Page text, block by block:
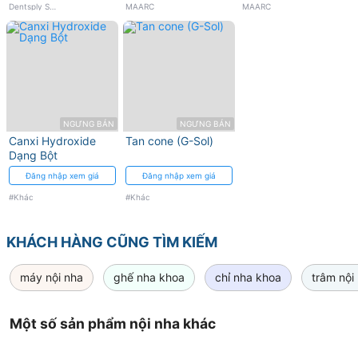
MAARC MAARC
NGƯNG BÁN
Canxi Hydroxide
Dạng Bột
Đăng nhập xem giá
#Khác
NGƯNG BÁN
Tan cone (G-Sol)
Đăng nhập xem giá
#Khác
KHÁCH HÀNG CŨNG TÌM KIẾM
máy nội nha ghế nha khoa chỉ nha khoa trâm nội
Một số sản phẩm nội nha khác